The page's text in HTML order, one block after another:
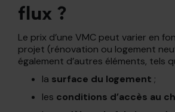
flux ?
Le prix d’une VMC peut varier en
projet (rénovation ou logement
également d’autres éléments, tels
la surface du logement ;
les conditions d’accès au